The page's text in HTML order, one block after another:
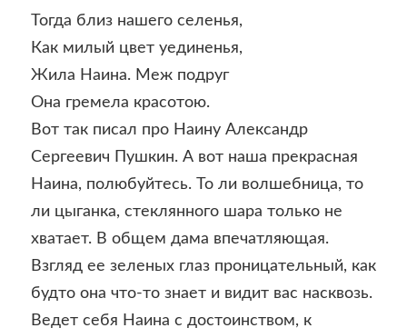
Тогда близ нашего селенья,
Как милый цвет уединенья,
Жила Наина. Меж подруг
Она гремела красотою.
Вот так писал про Наину Александр
Сергеевич Пушкин. А вот наша прекрасная
Наина, полюбуйтесь. То ли волшебница, то
ли цыганка, стеклянного шара только не
хватает. В общем дама впечатляющая.
Взгляд ее зеленых глаз проницательный, как
будто она что-то знает и видит вас насквозь.
Ведет себя Наина с достоинством, к